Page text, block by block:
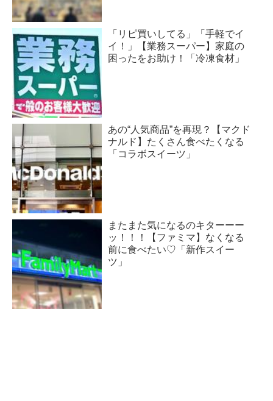
「リピ買いしてる」「手軽でイ
イ！」【業務スーパー】家庭の
困ったをお助け！「冷凍食材」
あの“人気商品”を再現？【マクド
ナルド】たくさん食べたくなる
「コラボスイーツ」
またまた気になるのキターーー
ッ！！！【ファミマ】なくなる
前に食べたい♡「新作スイー
ツ」